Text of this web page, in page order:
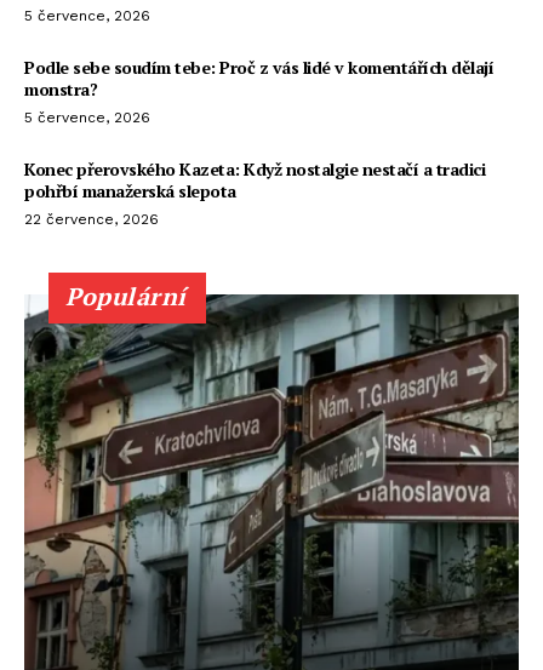
5 července, 2026
Podle sebe soudím tebe: Proč z vás lidé v komentářích dělají
monstra?
5 července, 2026
Konec přerovského Kazeta: Když nostalgie nestačí a tradici
pohřbí manažerská slepota
22 července, 2026
Populární